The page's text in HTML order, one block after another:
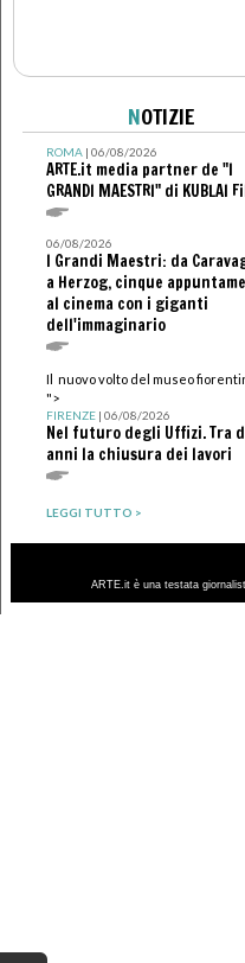
NOTIZIE
ROMA| 06/08/2026
ARTE.it media partner de "I
GRANDI MAESTRI" di KUBLAI
06/08/2026
I Grandi Maestri: da
a Herzog, cinque
al cinema con i giganti
dell'immaginario
Il nuovo volto del museo
">
FIRENZE| 06/08/2026
Nel futuro degli Uffizi. Tra
anni la chiusura dei lavori
LEGGI TUTTO >
ARTE.it è una testata